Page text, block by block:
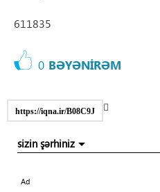
611835
0 BƏYƏNİRƏM
https://iqna.ir/B08C9J
sizin şərhiniz
Ad